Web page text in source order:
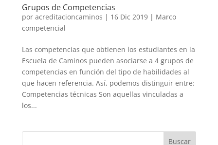
Grupos de Competencias
por acreditacioncaminos | 16 Dic 2019| Marco
competencial
Las competencias que obtienen los estudiantes en la
Escuela de Caminos pueden asociarse a 4 grupos de
competencias en función del tipo de habilidades al
que hacen referencia. Así, podemos distinguir entre:
Competencias técnicas Son aquellas vinculadas a
los...